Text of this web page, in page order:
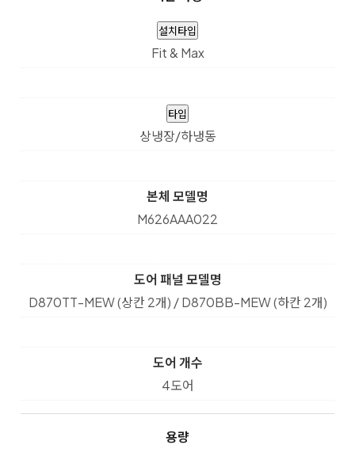
설치타입
Fit & Max
타입
상냉장/하냉동
본체 모델명
M626AAA022
도어 패널 모델명
D870TT-MEW (상칸 2개) / D870BB-MEW (하칸 2개)
도어 개수
4도어
용량